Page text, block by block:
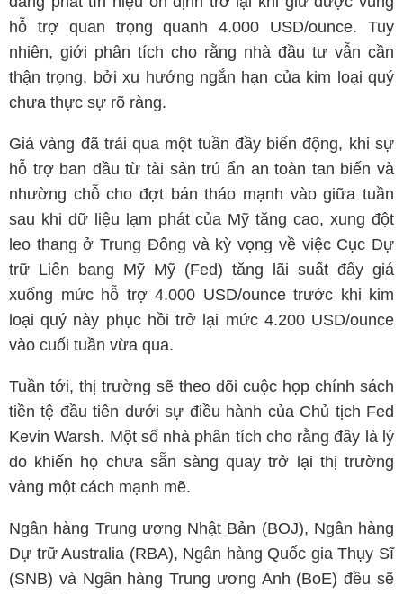
hỗ trợ quan trọng quanh 4.000 USD/ounce. Tuy
nhiên, giới phân tích cho rằng nhà đầu tư vẫn cần
thận trọng, bởi xu hướng ngắn hạn của kim loại quý
chưa thực sự rõ ràng.
Giá vàng đã trải qua một tuần đầy biến động, khi sự
hỗ trợ ban đầu từ tài sản trú ẩn an toàn tan biến và
nhường chỗ cho đợt bán tháo mạnh vào giữa tuần
sau khi dữ liệu lạm phát của Mỹ tăng cao, xung đột
leo thang ở Trung Đông và kỳ vọng về việc Cục Dự
trữ Liên bang Mỹ Mỹ (Fed) tăng lãi suất đẩy giá
xuống mức hỗ trợ 4.000 USD/ounce trước khi kim
loại quý này phục hồi trở lại mức 4.200 USD/ounce
vào cuối tuần vừa qua.
Tuần tới, thị trường sẽ theo dõi cuộc họp chính sách
tiền tệ đầu tiên dưới sự điều hành của Chủ tịch Fed
Kevin Warsh. Một số nhà phân tích cho rằng đây là lý
do khiến họ chưa sẵn sàng quay trở lại thị trường
vàng một cách mạnh mẽ.
Ngân hàng Trung ương Nhật Bản (BOJ), Ngân hàng
Dự trữ Australia (RBA), Ngân hàng Quốc gia Thụy Sĩ
(SNB) và Ngân hàng Trung ương Anh (BoE) đều sẽ